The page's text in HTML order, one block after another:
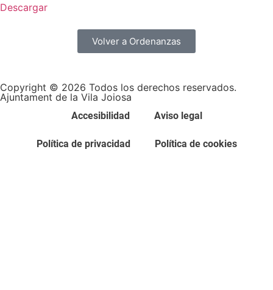
Descargar
Volver a Ordenanzas
Copyright © 2026 Todos los derechos reservados.
Ajuntament de la Vila Joiosa
Accesibilidad Aviso legal
Política de privacidad Política de cookies